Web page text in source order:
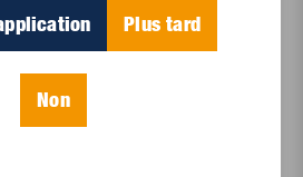
dans la presse
Plus tard
Non